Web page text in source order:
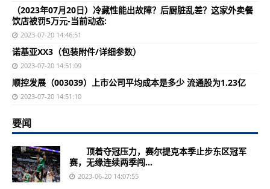
（2023年07月20日）冷藏性能出故障？后厨脏乱差？这家外卖餐
饮店被罚5万元-当前动态:
2023-07-20 14:46:51
诺基亚XX3（包装附件/详细参数）
2023-07-20 14:51:09
顺控发展（003039）上市公司平均成本是多少 流通股为1.23亿
2023-07-20 14:51:10
要闻
顶着夺冠压力，赛尔提克本季止步东区冠军
赛，无缘连续两季闯...
2023-06-20 14:07:55